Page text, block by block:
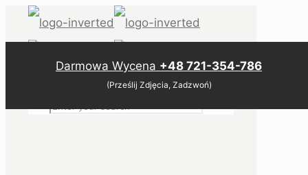
Darmowa Wycena +48 721-354-786
(Prześlij Zdjęcia, Zadzwoń)
Darmowa wycena
✕